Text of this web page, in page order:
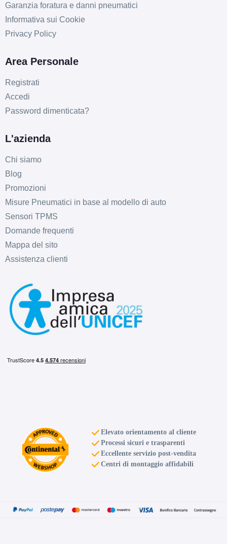
Garanzia foratura e danni pneumatici
Informativa sui Cookie
Privacy Policy
Area Personale
Registrati
Accedi
Password dimenticata?
L'azienda
Chi siamo
Blog
Promozioni
Misure Pneumatici in base al modello di auto
Sensori TPMS
Domande frequenti
Mappa del sito
Assistenza clienti
Elevato orientamento al cliente
Processi sicuri e trasparenti
Eccellente servizio post-vendita
Centri di montaggio affidabili